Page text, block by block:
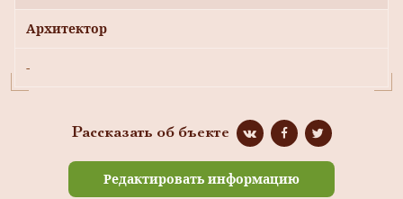
Архитектор
-
Рассказать об бъекте
Редактировать информацию